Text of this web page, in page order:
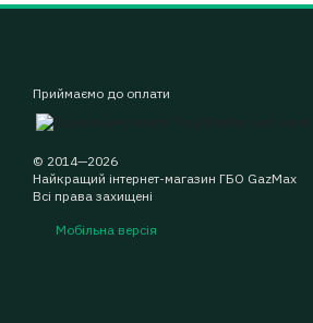
Приймаємо до оплати
© 2014—2026
Найкращий інтернет-магазин ГБО GazMax
Всі права захищені
Мобільна версія